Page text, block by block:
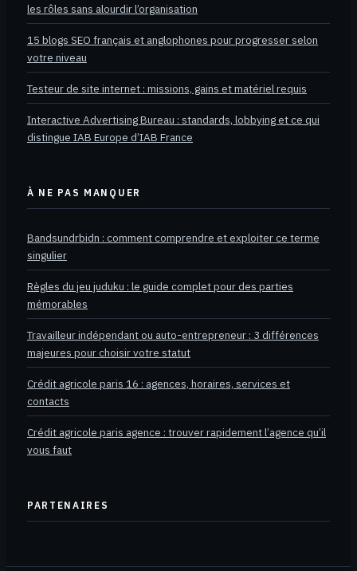
les rôles sans alourdir l’organisation
15 blogs SEO français et anglophones pour progresser selon
votre niveau
Testeur de site internet : missions, gains et matériel requis
Interactive Advertising Bureau : standards, lobbying et ce qui
distingue IAB Europe d’IAB France
À NE PAS MANQUER
Bandsundrbidn : comment comprendre et exploiter ce terme
singulier
Règles du jeu juduku : le guide complet pour des parties
mémorables
Travailleur indépendant ou auto-entrepreneur : 3 différences
majeures pour choisir votre statut
Crédit agricole paris 16 : agences, horaires, services et
contacts
Crédit agricole paris agence : trouver rapidement l’agence qu’il
vous faut
PARTENAIRES